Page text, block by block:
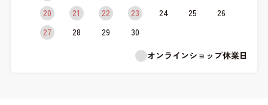
20
21 22 23 24 25
26
27
28 29
30
オンラインショップ休業日